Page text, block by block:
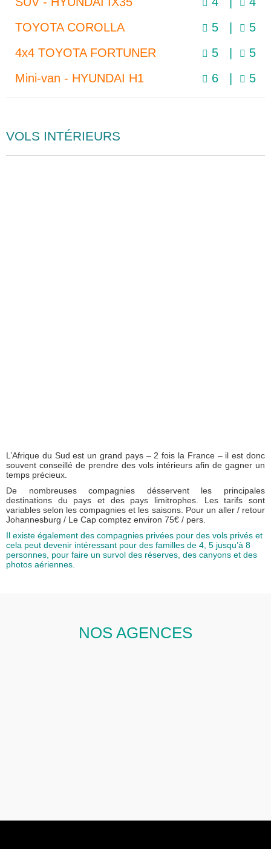
TOYOTA COROLLA
5 |
5
4x4 TOYOTA FORTUNER
5 |
5
Mini-van - HYUNDAI H1
6 | 5
VOLS INTÉRIEURS
L’Afrique du Sud est un grand pays – 2 fois la France – il est donc
souvent conseillé de prendre des vols intérieurs afin de gagner un
temps précieux.
De nombreuses compagnies désservent les principales
destinations du pays et des pays limitrophes. Les tarifs sont
variables selon les compagnies et les saisons. Pour un aller / retour
Johannesburg / Le Cap comptez environ 75€ / pers.
Il existe également des compagnies privées pour des vols privés et
cela peut devenir intéressant pour des familles de 4, 5 jusqu’à 8
personnes, pour faire un survol des réserves, des canyons et des
photos aériennes.
NOS AGENCES